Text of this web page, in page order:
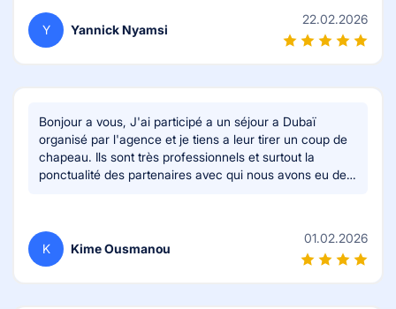
Y Yannick Nyamsi
22.02.2026
Bonjour a vous, J'ai participé a un séjour a Dubaï
organisé par l'agence et je tiens a leur tirer un coup de
chapeau. Ils sont très professionnels et surtout la
ponctualité des partenaires avec qui nous avons eu des
magnifique, un hôtel 3 étoiles dans un quartier
résidentiel, très calme et reposant. Le service de l'hôtel
K Kime Ousmanou
01.02.2026